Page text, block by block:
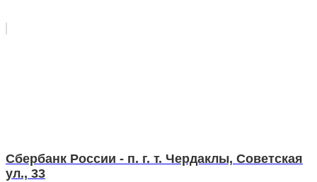
Сбербанк России - п. г. т. Чердаклы, Советская
ул., 33